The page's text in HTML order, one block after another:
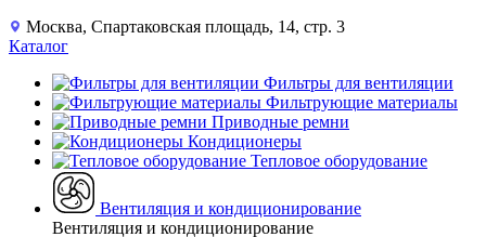
Москва, Спартаковская площадь, 14, стр. 3
Каталог
Фильтры для вентиляции
Фильтрующие материалы
Приводные ремни
Кондиционеры
Тепловое оборудование
Вентиляция и кондиционирование
Вентиляция и кондиционирование